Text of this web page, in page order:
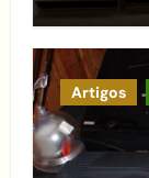
Artigos